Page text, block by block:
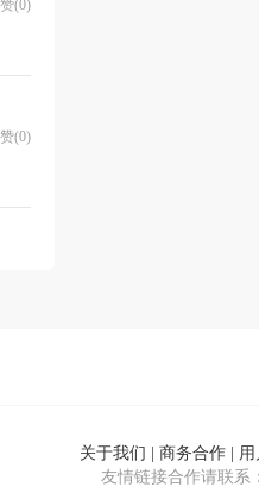
关于我们 商务合作 用
友情链接合作请联系：